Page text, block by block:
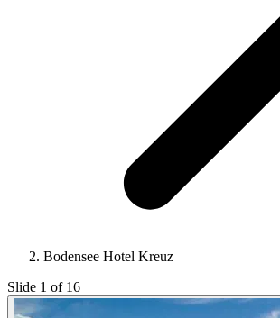
Bodensee Hotel Kreuz
Slide 1 of 16